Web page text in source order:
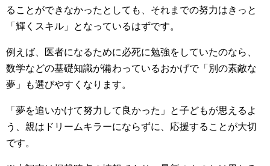
ることができなかったとしても、それまでの努力はきっと
「輝くスキル」となっているはずです。
例えば、医者になるために必死に勉強をしていたのなら、
数学などの基礎知識が備わっているおかげで「別の素敵な
夢」も選びやすくなります。
「夢を追いかけて努力して良かった」と子どもが思えるよ
う、親はドリームキラーにならずに、応援することが大切
です。